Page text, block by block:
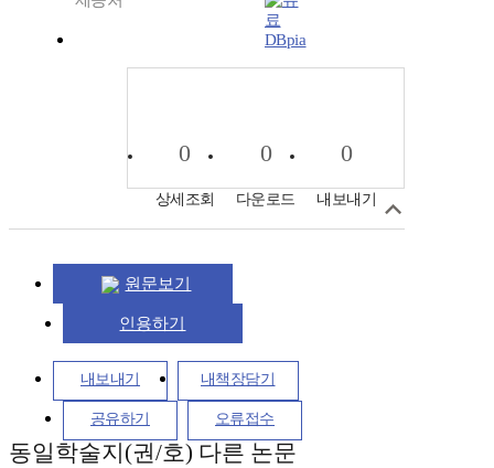
DBpia
0
상세조회
0
다운로드
0
내보내기
원문보기
인용하기
내보내기 내책장담기
공유하기 오류접수
동일학술지(권/호) 다른 논문